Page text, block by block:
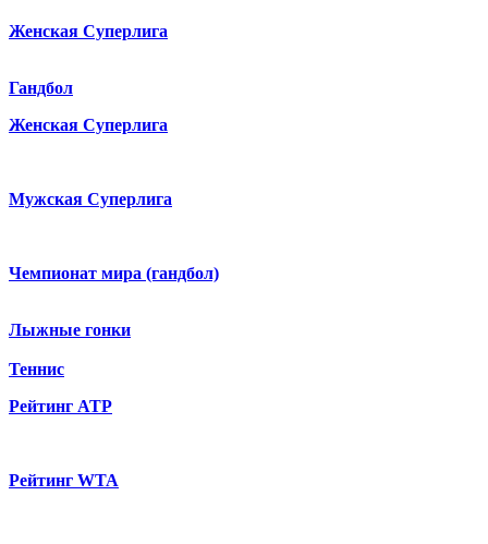
Женская Суперлига
Гандбол
Женская Суперлига
Мужская Суперлига
Чемпионат мира (гандбол)
Лыжные гонки
Теннис
Рейтинг ATP
Рейтинг WTA